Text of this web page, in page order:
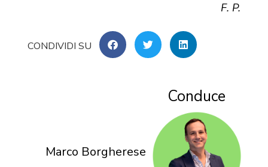
F. P.
Conduce
Marco Borgherese